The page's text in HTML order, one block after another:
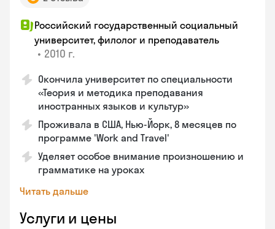
Российский государственный социальный
университет, филолог и преподаватель
• 2010 г.
Окончила университет по специальности
«Теория и методика преподавания
иностранных языков и культур»
Проживала в США, Нью-Йорк, 8 месяцев по
программе 'Work and Travel'
Уделяет особое внимание произношению и
грамматике на уроках
Читать дальше
Услуги и цены